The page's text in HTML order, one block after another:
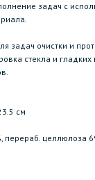
задач с
задач очистки и
стекла и гладких
см
перераб. целлюлоза